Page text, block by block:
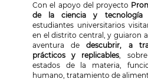
Con el apoyo del proyecto
de la ciencia y tecnología
estudiantes universitarios
en el distrito central, y guiaron
aventura dedescubrir, a
prácticos y replicables,
estados de la materia,
humano, tratamiento de